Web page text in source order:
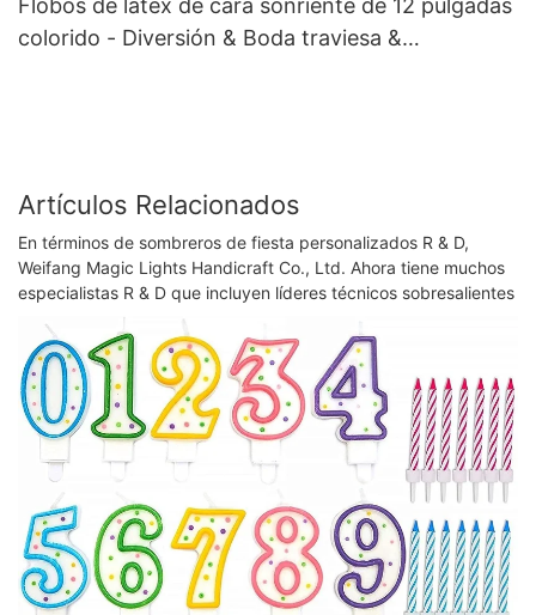
Flobos de látex de cara sonriente de 12 pulgadas
colorido - Diversión & Boda traviesa &
Artículos Relacionados
En términos de sombreros de fiesta personalizados R & D,
Weifang Magic Lights Handicraft Co., Ltd. Ahora tiene muchos
especialistas R & D que incluyen líderes técnicos sobresalientes